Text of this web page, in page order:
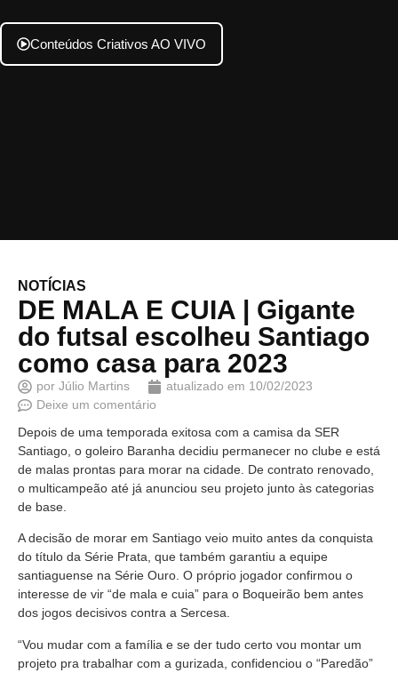
Conteúdos Criativos AO VIVO
NOTÍCIAS
DE MALA E CUIA | Gigante
do futsal escolheu Santiago
como casa para 2023
por Júlio Martins atualizado em 10/02/2023
Deixe um comentário
Depois de uma temporada exitosa com a camisa da SER
Santiago, o goleiro Baranha decidiu permanecer no clube e está
de malas prontas para morar na cidade. De contrato renovado,
o multicampeão até já anunciou seu projeto junto às categorias
de base.
A decisão de morar em Santiago veio muito antes da conquista
do título da Série Prata, que também garantiu a equipe
santiaguense na Série Ouro. O próprio jogador confirmou o
interesse de vir “de mala e cuia” para o Boqueirão bem antes
dos jogos decisivos contra a Sercesa.
“Vou mudar com a família e se der tudo certo vou montar um
projeto pra trabalhar com a gurizada, confidenciou o “Paredão”